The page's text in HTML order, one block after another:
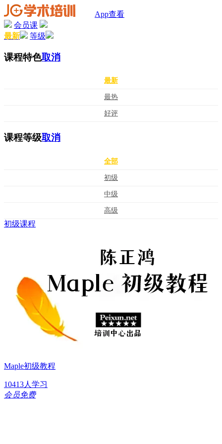
App查看
会员课
最新
等级
课程特色取消
最新
最热
好评
课程等级取消
全部
初级
中级
高级
初级课程
Maple初级教程
10413人学习
会员免费